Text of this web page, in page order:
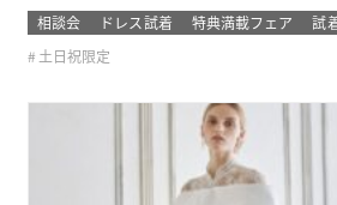
なライン、理想的なプロポーションと
す。 上質な素材と卓悦した仕立て。 花
たせ、特別な日を格別に輝かせてくれ
相談会 ドレス試着 特典満載フェア
試
土日祝限定